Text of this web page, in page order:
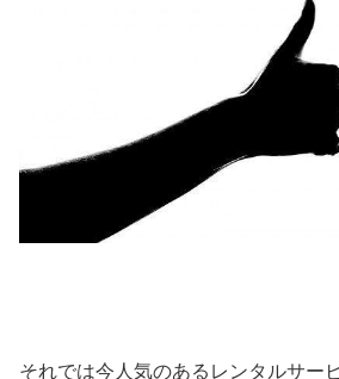
それでは今人気のあるレンタルサー